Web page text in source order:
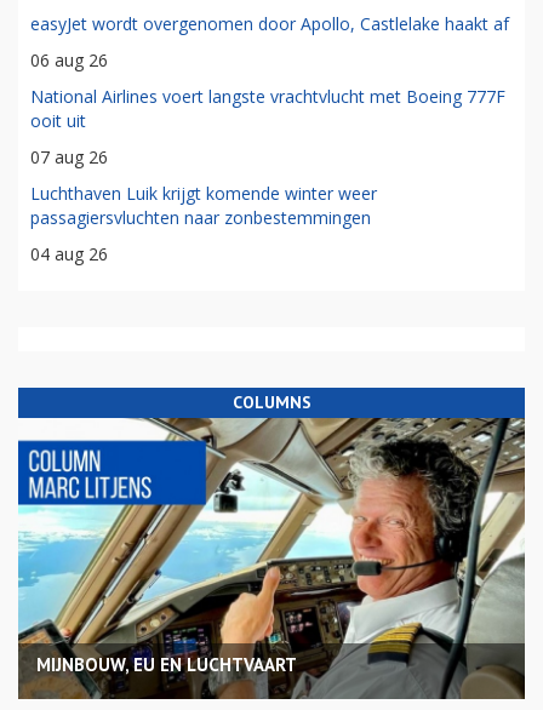
easyJet wordt overgenomen door Apollo, Castlelake haakt af
06 aug 26
National Airlines voert langste vrachtvlucht met Boeing 777F
ooit uit
07 aug 26
Luchthaven Luik krijgt komende winter weer
passagiersvluchten naar zonbestemmingen
04 aug 26
COLUMNS
MIJNBOUW, EU EN LUCHTVAART